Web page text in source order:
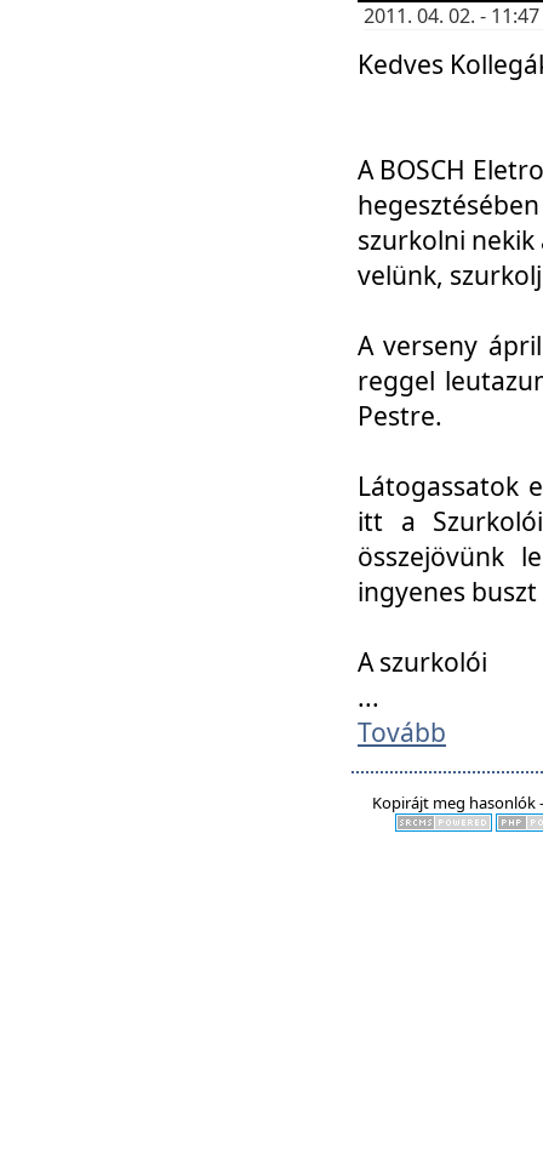
2011. 04. 02. -
Kedves
A BOSCH
szurkolni
velünk,
A verseny
reggel
Pestre.
Látogassatok
itt a
összejövünk
ingyenes
A szurkolói
...
Tovább
Kopirájt meg hasonlók